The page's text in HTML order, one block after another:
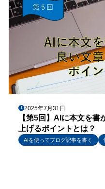
2025年7月31日
【第5回】AIに本文を
上げるポイントとは？
AIを使ってブログ記事を書く